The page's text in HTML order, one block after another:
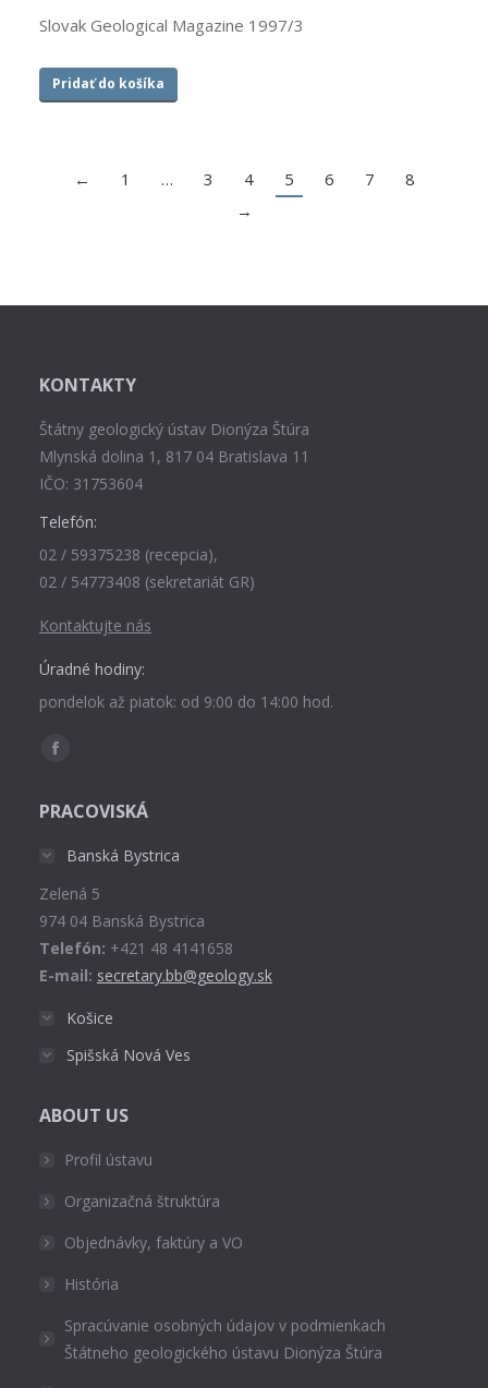
Slovak Geological Magazine 1997/3
Pridať do košíka
← 1 … 3 4 5 6 7
8
→
KONTAKTY
Štátny geologický ústav Dionýza Štúra
Mlynská dolina 1, 817 04 Bratislava 11
IČO: 31753604
Telefón:
02 / 59375238 (recepcia),
02 / 54773408 (sekretariát GR)
Kontaktujte nás
Úradné hodiny:
pondelok až piatok: od 9:00 do 14:00 hod.
Find us on:
Facebook
opens
window
PRACOVISKÁ
Banská Bystrica
Zelená 5
974 04 Banská Bystrica
Telefón: +421 48 4141658
E-mail: secretary.bb@geology.sk
Košice
Spišská Nová Ves
ABOUT US
Profil ústavu
Organizačná štruktúra
Objednávky, faktúry a VO
História
Spracúvanie osobných údajov v podmienkach
Štátneho geologického ústavu Dionýza Štúra